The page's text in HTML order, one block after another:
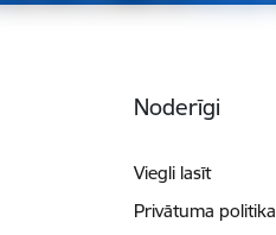
Noderīgi
Viegli lasīt
Privātuma politika